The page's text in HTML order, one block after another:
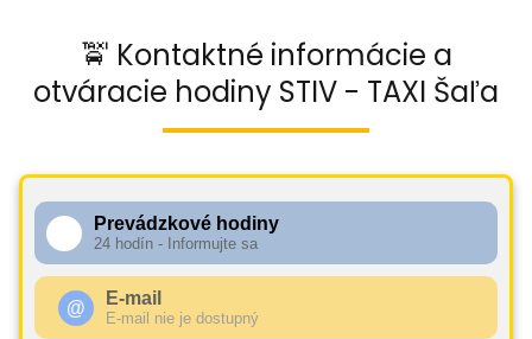
🚖 Kontaktné informácie a
otváracie hodiny STIV - TAXI Šaľa
Prevádzkové hodiny
24 hodín - Informujte sa
@ E-mail
E-mail nie je dostupný